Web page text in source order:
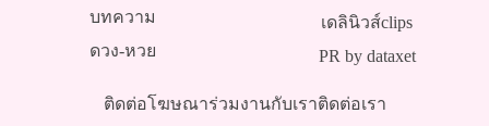
บทความ
ดวง-หวย
เดลินิวส์clips
PR by dataxet
ติดต่อโฆษณาร่วมงานกับเราติดต่อเรา